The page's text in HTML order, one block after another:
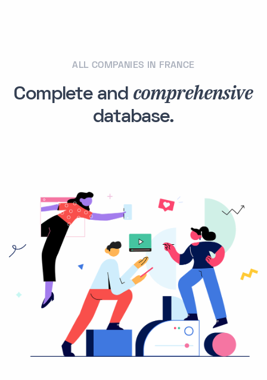
ALL COMPANIES IN FRANCE
Complete and comprehensive
database.